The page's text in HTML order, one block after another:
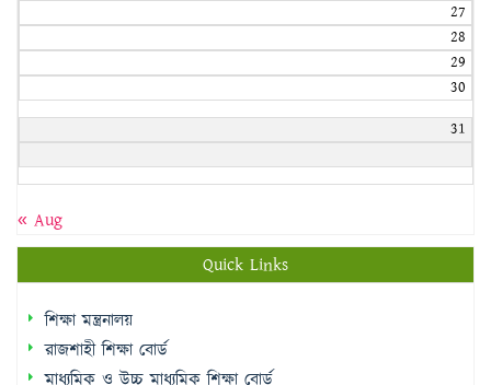
27
28
29
30
31
« Aug
Quick Links
শিক্ষা মন্ত্রনালয়
রাজশাহী শিক্ষা বোর্ড